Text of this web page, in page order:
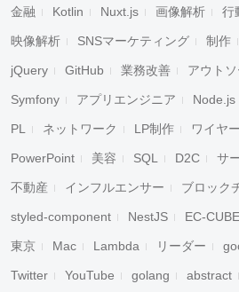
金融 Kotlin Nuxt.js 画像解析 行
映像解析 SNSマーケティング 制作
jQuery GitHub 業務改善 アウト
Symfony アプリエンジニア Node.js
PL ネットワーク LP制作 ワイヤ
PowerPoint 美容 SQL D2C サ
不動産 インフルエンサー ブロック
styled-component NestJS EC-CUBE
東京 Mac Lambda リーダー
Twitter YouTube golang abstract